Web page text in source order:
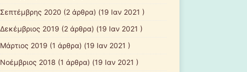
Σεπτέμβρης 2020 (2 άρθρα) (19 Ιαν 2021 )
Δεκέμβριος 2019 (2 άρθρα) (19 Ιαν 2021 )
Μάρτιος 2019 (1 άρθρα) (19 Ιαν 2021 )
Νοέμβριος 2018 (1 άρθρα) (19 Ιαν 2021 )